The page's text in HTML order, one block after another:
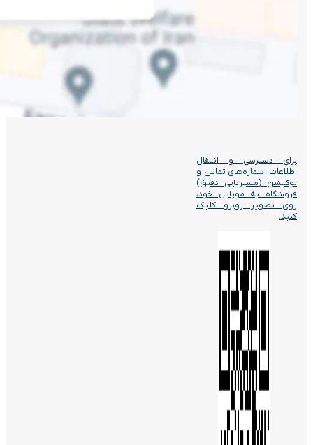
برای دسترسی و انتقال
اطلاعات، شماره‌های تماس و
لوکیشن (مسیریابی دقیق)
فروشگاه به موبایل خود،
روی تصویر روبرو کلیک
کنید.